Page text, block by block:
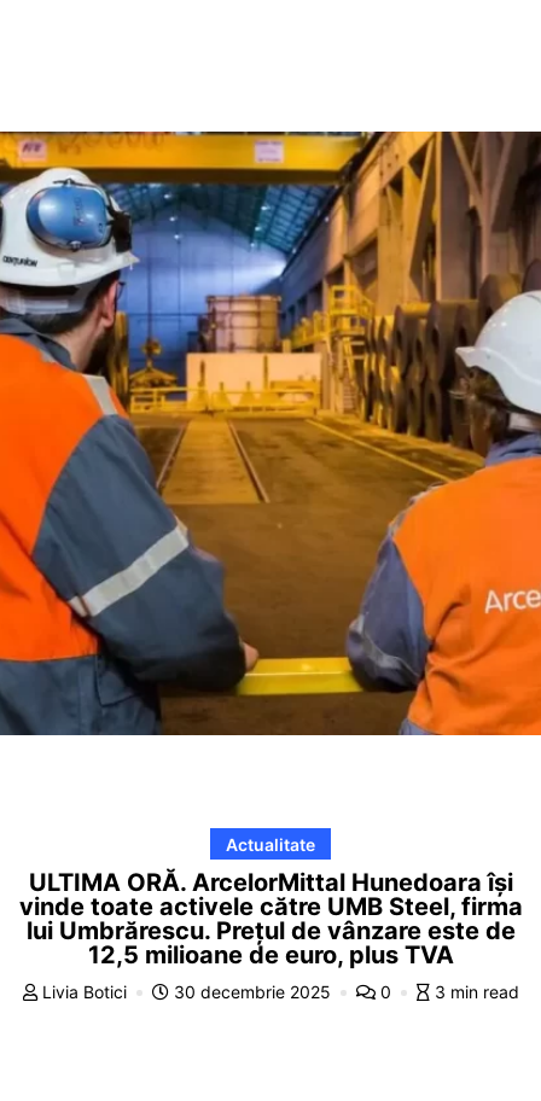
Actualitate
ULTIMA ORĂ. ArcelorMittal Hunedoara își
vinde toate activele către UMB Steel, firma
lui Umbrărescu. Prețul de vânzare este de
12,5 milioane de euro, plus TVA
Livia Botici 30 decembrie 2025 0 3 min read